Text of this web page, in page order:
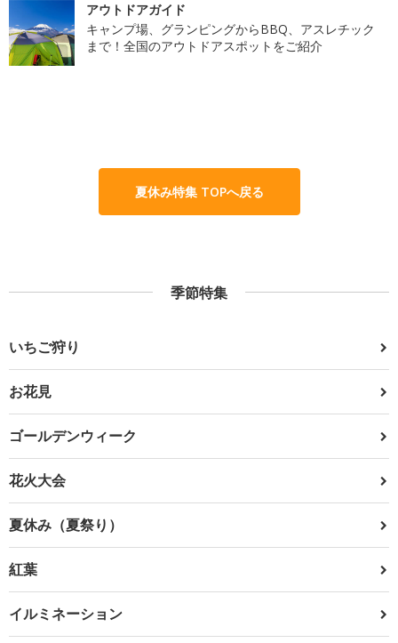
アウトドアガイド
キャンプ場、グランピングからBBQ、アスレチック
まで！全国のアウトドアスポットをご紹介
夏休み特集 TOPへ戻る
季節特集
いちご狩り
お花見
ゴールデンウィーク
花火大会
夏休み（夏祭り）
紅葉
イルミネーション